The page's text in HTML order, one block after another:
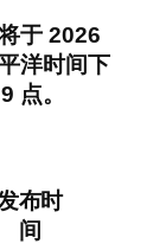
于 2026
洋时间下
点。
布时
间